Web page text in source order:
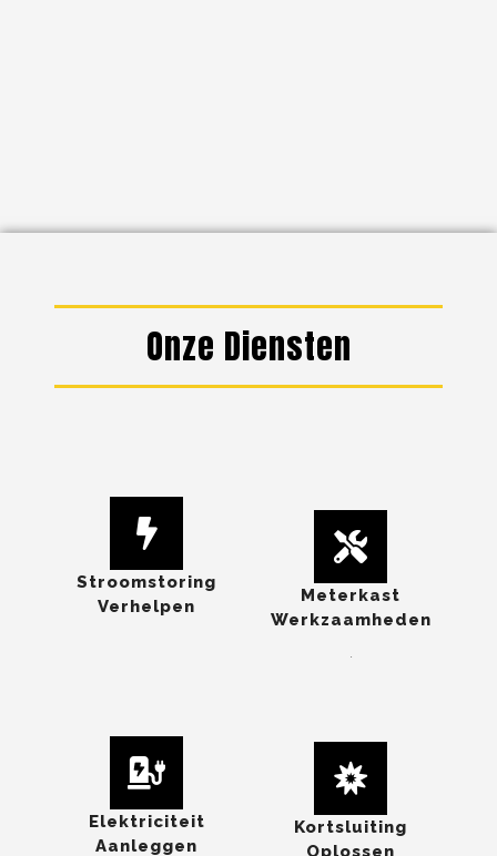
Onze Diensten
Stroomstoring
Verhelpen
Meterkast
Werkzaamheden
Elektriciteit
Aanleggen
Kortsluiting
Oplossen